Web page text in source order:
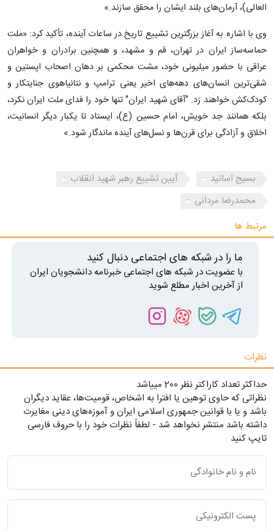
‌العالی)، آرمان‌های بلند ایشان را محقق سازند.»
وی با اشاره به آغاز بزرگترین تشییع تاریخ در ساعات آینده، تأکید کرد: «ملت
حماسه‌ساز ایران در تهران، قم و مشهد، و همچنین برادران و خواهران
عراقی با حضور میلیونی خود، مشت محکمی بر دهان اصحاب اپستین و
شقی‌ترین انسان‌های دهه‌های اخیر یعنی ترامپ و نتانیاهوی جنایتکار و
کودک‌کش خواهند زد. "آقای شهید ایران" تنها خود را فدای ملت ایران نکرد،
بلکه همانند جد خویش، امام حسین (ع)، ایستاد تا یکبار دیگر انسانیت،
اخلاق و آزادگی برای قرن‌ها و نسل‌های آینده ماندگار شود.»
بسیج اساتید
آیین تشییع رهبر شهید انقلاب
محمدرضا مردانی
مرتبط ها
ما را در شبکه های اجتماعی دنبال کنید
با عضویت در شبکه های اجتماعی خبرنامه دانشجویان ایران
از آخرین اخبار مطلع شوید
نظرات
حداکثر تعداد کاراکتر نظر 200 ميياشد
نظراتی که حاوی توهین یا افترا به اشخاص، قومیت‌ها، عقاید دیگران
باشد و یا با قوانین جمهوری اسلامی ایران و آموزه‌های دینی مغایرت
داشته باشد منتشر نخواهد شد - لطفاً نظرات خود را با حروف فارسی
تایپ کنید